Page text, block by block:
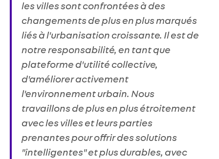
les villes sont confrontées à des
changements de plus en plus marqués
liés à l'urbanisation croissante. Il est de
notre responsabilité, en tant que
plateforme d'utilité collective,
d'améliorer activement
l'environnement urbain. Nous
travaillons de plus en plus étroitement
avec les villes et leurs parties
prenantes pour offrir des solutions
"intelligentes" et plus durables, avec